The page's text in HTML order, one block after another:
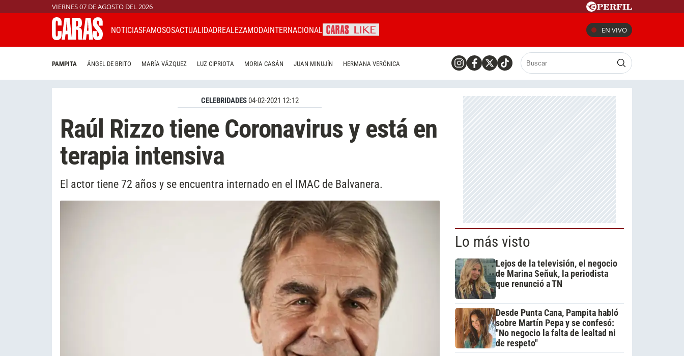
VIERNES 07 DE AGOSTO DEL 2026
NOTICIASFAMOSOSACTUALIDADREALEZAMODAINTERNACIONAL EN VIVO
PAMPITA ÁNGEL DE BRITO MARÍA VÁZQUEZ LUZ CIPRIOTA MORIA CASÁN JUAN MINUJÍN HERMANA VERÓNICA
CELEBRIDADES04-02-2021 12:12
Raúl Rizzo tiene Coronavirus y está en
terapia intensiva
El actor tiene 72 años y se encuentra internado en el IMAC de Balvanera.
Lo más visto
Lejos de la televisión, el negocio
de Marina Señuk, la periodista
que renunció a TN
Desde Punta Cana, Pampita habló
sobre Martín Pepa y se confesó:
"No negocio la falta de lealtad ni
de respeto"